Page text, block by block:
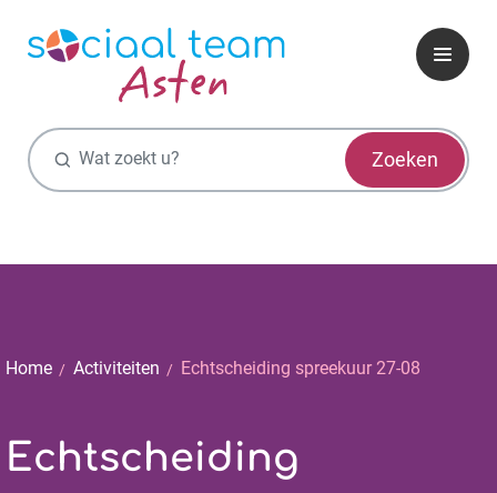
Zoekfunctie Zoeken
Home Activiteiten Echtscheiding spreekuur 27-08
Echtscheiding